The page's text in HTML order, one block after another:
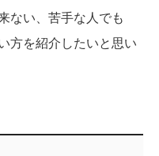
ない、苦手な人でも
方を紹介したいと思い